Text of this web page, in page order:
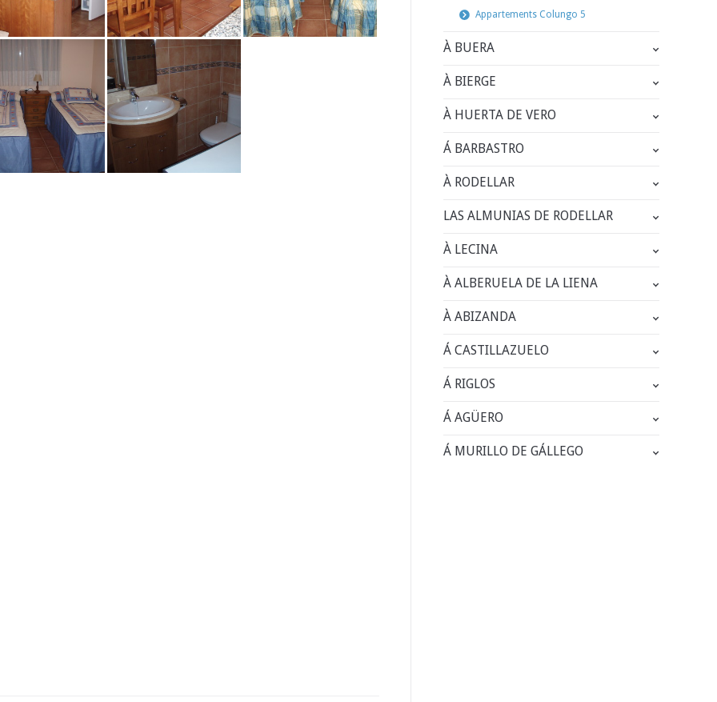
Appartements Colungo 5
À BUERA
À BIERGE
À HUERTA DE VERO
Á BARBASTRO
À RODELLAR
LAS ALMUNIAS DE RODELLAR
À LECINA
À ALBERUELA DE LA LIENA
À ABIZANDA
Á CASTILLAZUELO
Á RIGLOS
Á AGÜERO
Á MURILLO DE GÁLLEGO